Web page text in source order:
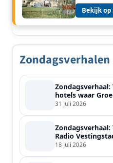
Bekijk
Zondagsverhalen
Zondagsverhaal:
hotels waar
31 juli 2026
Zondagsverhaal:
Radio
de streek
18 juli 2026